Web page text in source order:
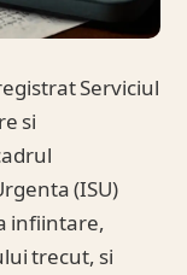
Serviciul
si
(ISU)
infiintare,
trecut, si